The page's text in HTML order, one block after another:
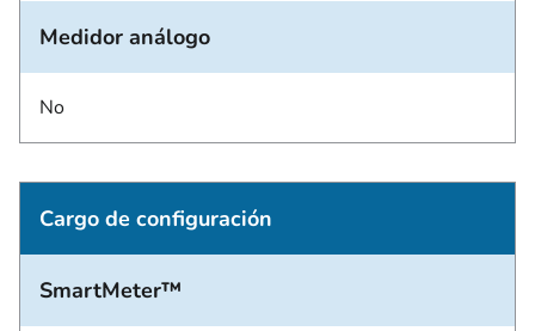
Medidor análogo
No
Cargo de configuración
SmartMeter™